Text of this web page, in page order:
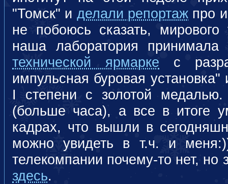
"Томск" и делали репортаж про
не побоюсь сказать,
наша лаборатория
технической ярмарке с
импульсная буровая
I степени с золотой
(больше часа), а все в итоге
кадрах, что вышли в
можно увидеть в т.ч. и
телекомпании почему-то нет, но
здесь.